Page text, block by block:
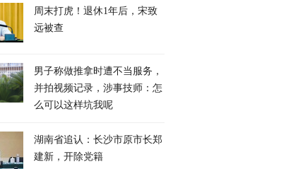
周末打虎！退休1年后，宋致
远被查
男子称做推拿时遭不当服务，
并拍视频记录，涉事技师：怎
么可以这样坑我呢
湖南省追认：长沙市原市长郑
建新，开除党籍